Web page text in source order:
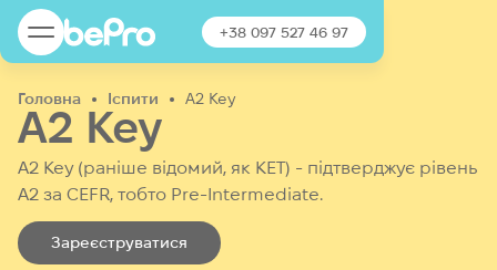
+38 097 527 46 97
Головна Іспити A2 Key
A2 Key
A2 Key (раніше відомий, як КЕТ) - підтверджує рівень
А2 за CEFR, тобто Pre-Intermediate.
Зареєструватися